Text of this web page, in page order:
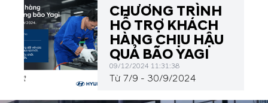
TUCSON
CHƯƠNG TRÌNH
HỖ TRỢ KHÁCH
HÀNG CHỊU HẬU
QUẢ BÃO YAGI
09/12/2024 11:31:38
Từ 7/9 - 30/9/2024